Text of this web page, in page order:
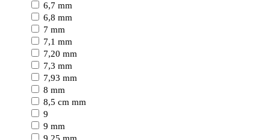
6,7 mm
6,8 mm
7 mm
7,1 mm
7,20 mm
7,3 mm
7,93 mm
8 mm
8,5 cm mm
9
9 mm